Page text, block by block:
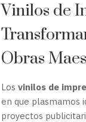
Vinilos de
Obras
Los vinilos de
en que plasmamos
proyectos